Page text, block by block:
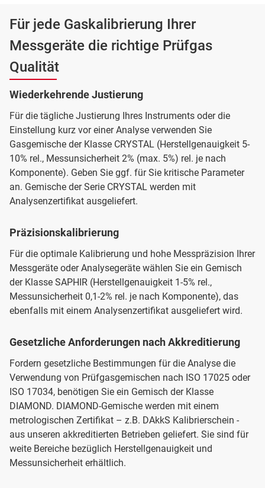
Für jede Gaskalibrierung Ihrer
Messgeräte die richtige Prüfgas
Qualität
Wiederkehrende Justierung
Für die tägliche Justierung Ihres Instruments oder die
Einstellung kurz vor einer Analyse verwenden Sie
Gasgemische der Klasse CRYSTAL (Herstellgenauigkeit 5-
10% rel., Messunsicherheit 2% (max. 5%) rel. je nach
Komponente). Geben Sie ggf. für Sie kritische Parameter
an. Gemische der Serie CRYSTAL werden mit
Analysenzertifikat ausgeliefert.
Präzisionskalibrierung
Für die optimale Kalibrierung und hohe Messpräzision Ihrer
Messgeräte oder Analysegeräte wählen Sie ein Gemisch
der Klasse SAPHIR (Herstellgenauigkeit 1-5% rel.,
Messunsicherheit 0,1-2% rel. je nach Komponente), das
ebenfalls mit einem Analysenzertifikat ausgeliefert wird.
Gesetzliche Anforderungen nach Akkreditierung
Fordern gesetzliche Bestimmungen für die Analyse die
Verwendung von Prüfgasgemischen nach ISO 17025 oder
ISO 17034, benötigen Sie ein Gemisch der Klasse
DIAMOND. DIAMOND-Gemische werden mit einem
metrologischen Zertifikat – z.B. DAkkS Kalibrierschein -
aus unseren akkreditierten Betrieben geliefert. Sie sind für
weite Bereiche bezüglich Herstellgenauigkeit und
Messunsicherheit erhältlich.